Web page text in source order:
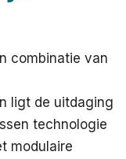
combinatie van
ligt de uitdaging
technologie
modulaire